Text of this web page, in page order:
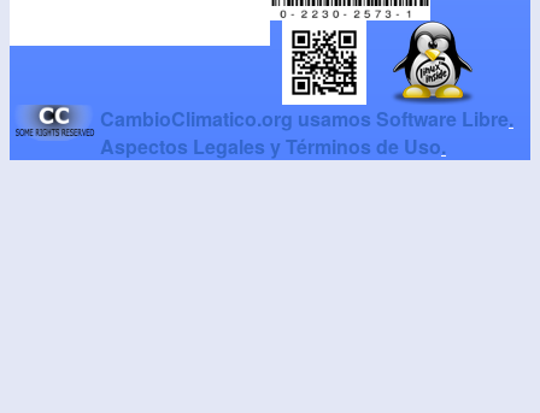
CambioClimatico.org usamos Software Libre.
Aspectos Legales y Términos de Uso.